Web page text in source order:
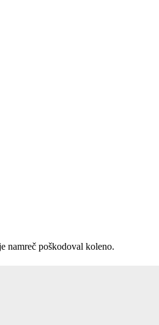
namreč poškodoval koleno.